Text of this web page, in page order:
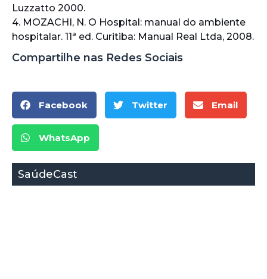
Luzzatto 2000.
4. MOZACHI, N. O Hospital: manual do ambiente
hospitalar. 11ª ed. Curitiba: Manual Real Ltda, 2008.
Compartilhe nas Redes Sociais
Facebook Twitter Email
WhatsApp
SaúdeCast